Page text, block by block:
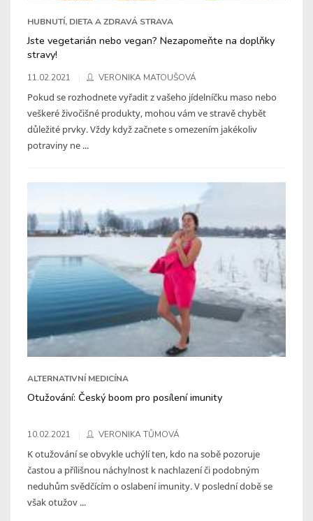
HUBNUTÍ, DIETA A ZDRAVÁ STRAVA
Jste vegetarián nebo vegan? Nezapomeňte na doplňky
stravy!
11.02.2021 VERONIKA MATOUŠOVÁ
Pokud se rozhodnete vyřadit z vašeho jídelníčku maso nebo
veškeré živočišné produkty, mohou vám ve stravě chybět
důležité prvky. Vždy když začnete s omezením jakékoliv
potraviny ne ...
ALTERNATIVNÍ MEDICÍNA
Otužování: Český boom pro posílení imunity
10.02.2021 VERONIKA TŮMOVÁ
K otužování se obvykle uchýlí ten, kdo na sobě pozoruje
častou a přílišnou náchylnost k nachlazení či podobným
neduhům svědčícím o oslabení imunity. V poslední době se
však otužov ...